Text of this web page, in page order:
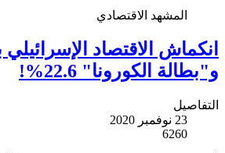
المشهد الاقتصادي
و"بطالة الكورونا" 22.6%!
التفاصيل
23 نوفمبر 2020
6260